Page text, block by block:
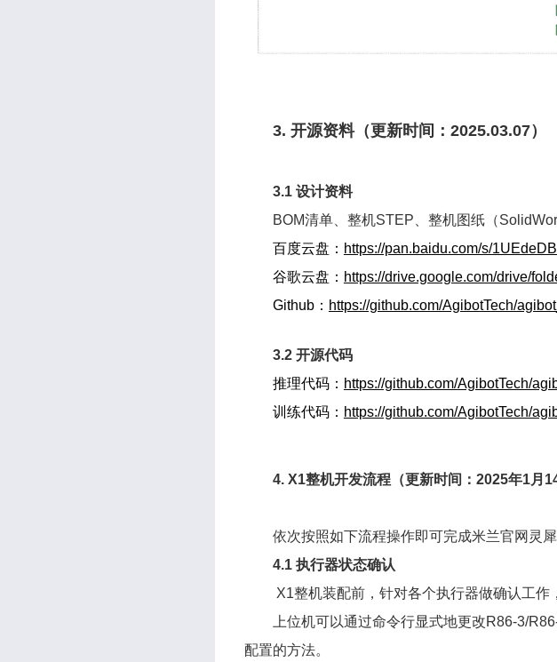
3. 开源资料（更新时间：2025.03.07）
3.1 设计资料
BOM清单、整机STEP、整机图纸（
百度云盘： https://pan.baidu.com/s/
谷歌云盘： https://drive.google.com/drive/
Github： https://github.com/AgibotTech/
3.2 开源代码
推理代码： https://github.com/AgibotTech/
训练代码： https://github.com/AgibotTech/
4. X1整机开发流程（更新时间：2025年1月14
依次按照如下流程操作即可完成米兰官网灵
4.1 执行器状态确认
X1整机装配前，针对各个执行器做确认工作
上位机可以通过命令行显式地更改R86-3/
配置的方法。